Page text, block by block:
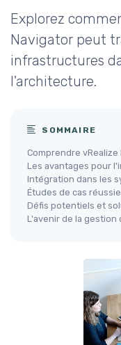
Explorez
Navigator peut
infrastructures
l'architecture.
SOMMAIRE
Comprendre
Les avantages pour
Intégration dans les
Études de cas
Défis potentiels et
L'avenir de la